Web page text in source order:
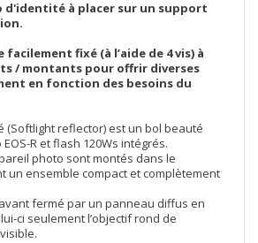
d'identité à placer sur un support
facilement fixé (à l’aide de 4 vis) à
/ montants pour offrir diverses
en fonction des besoins du
(Softlight reflector) est un bol beauté
R et flash 120Ws intégrés.
photo sont montés dans le
un ensemble compact et complètement
fermé par un panneau diffus en
ci seulement l’objectif rond de